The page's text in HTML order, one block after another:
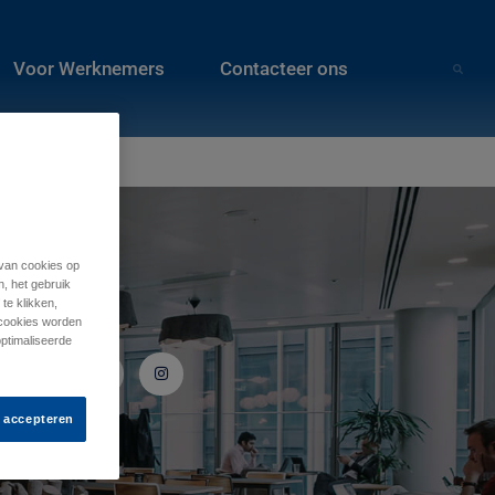
Voor Werknemers Contacteer ons
Volg ons
cookies op
het gebruik
klikken,
worden